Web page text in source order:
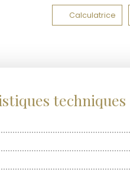
Calculatrice
techniques